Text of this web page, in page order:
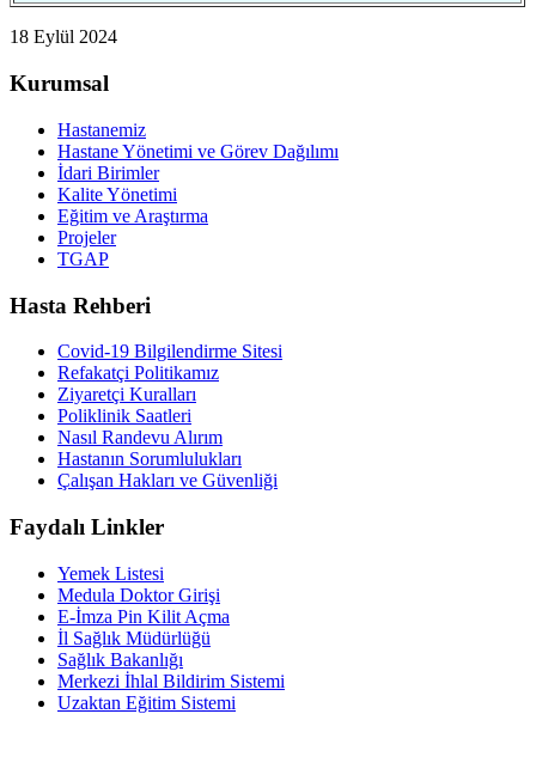
18 Eylül 2024
Kurumsal
Hastanemiz
Hastane Yönetimi ve Görev Dağılımı
İdari Birimler
Kalite Yönetimi
Eğitim ve Araştırma
Projeler
TGAP
Hasta Rehberi
Covid-19 Bilgilendirme Sitesi
Refakatçi Politikamız
Ziyaretçi Kuralları
Poliklinik Saatleri
Nasıl Randevu Alırım
Hastanın Sorumlulukları
Çalışan Hakları ve Güvenliği
Faydalı Linkler
Yemek Listesi
Medula Doktor Girişi
E-İmza Pin Kilit Açma
İl Sağlık Müdürlüğü
Sağlık Bakanlığı
Merkezi İhlal Bildirim Sistemi
Uzaktan Eğitim Sistemi